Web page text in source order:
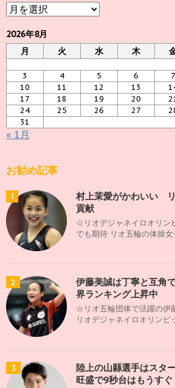
ア
ー
カ
イ
ブ
2026年8月
月
火 水 木
3
4 5 6 7
10
11 12 13
17
18 19 20
24
25 26 27
31
« 1月
お勧め記事
1
村上茉愛がかわいい
貢献
☆リオデジャネイロオリン
でも期待 リオ五輪の体操女
2
伊藤美誠は丁寧と互角
界ランキング上昇中
☆リオ五輪団体で活躍の伊
リオデジャネイロオリンピ
3
陸上の山縣選手はスタ
旺盛で9秒台はもうすぐ